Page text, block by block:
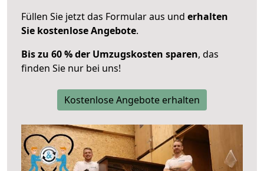
Füllen Sie jetzt das Formular aus und erhalten
Sie kostenlose Angebote.
Bis zu 60 % der Umzugskosten sparen, das
finden Sie nur bei uns!
Kostenlose Angebote erhalten